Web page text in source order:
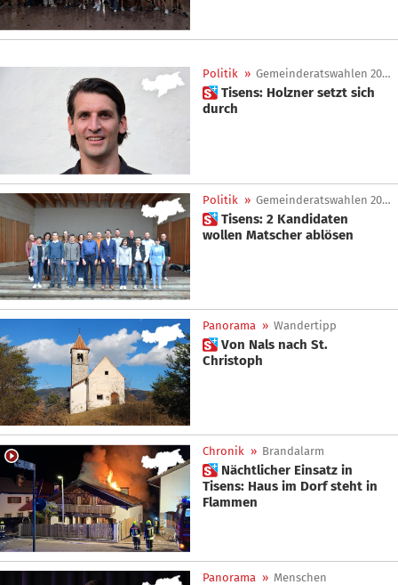
Politik » Gemeinderatswahlen 2025
 Tisens: Holzner setzt sich
durch
Politik » Gemeinderatswahlen 2025
 Tisens: 2 Kandidaten
wollen Matscher ablösen
Panorama » Wandertipp
 Von Nals nach St.
Christoph
Chronik » Brandalarm
 Nächtlicher Einsatz in
Tisens: Haus im Dorf steht in
Flammen
Panorama » Menschen